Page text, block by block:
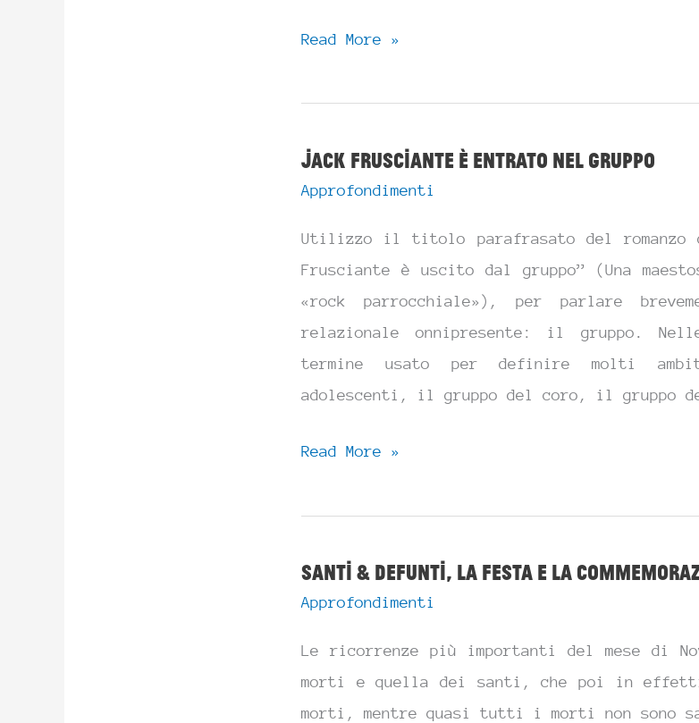
Cecilia:
santa
storia
e
Read More »
Jack Frusciante è entrato nel gruppo
Approfondimenti
Utilizzo il titolo parafrasato del romanzo
Frusciante è uscito dal gruppo” (Una
«rock parrocchiale»), per parlare
relazionale onnipresente: il gruppo.
termine usato per definire molti
adolescenti, il gruppo del coro, il gruppo
Jack
è
nel
gruppo
Read More »
Santi & Defunti, la festa e la
Approfondimenti
Le ricorrenze più importanti del mese di
morti e quella dei santi, che poi in
morti, mentre quasi tutti i morti non sono